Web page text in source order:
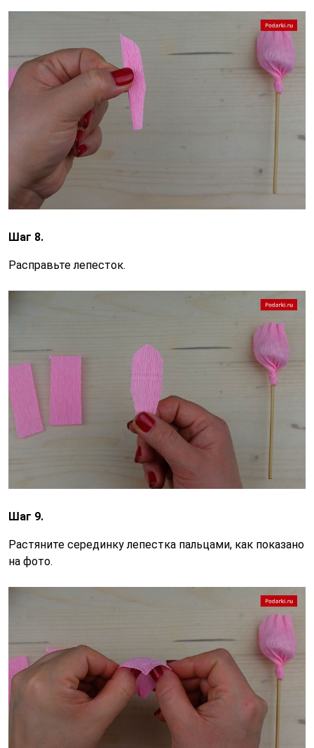
Шаг 8.
Расправьте лепесток.
Шаг 9.
Растяните серединку лепестка пальцами, как показано
на фото.